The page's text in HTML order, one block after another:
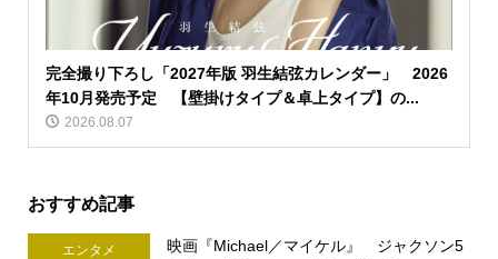
完全撮り下ろし「2027年版 羽生結弦カレンダー」 2026
年10月発売予定 【壁掛けタイプ＆卓上タイプ】の...
2026.08.07
おすすめ記事
エンタメ
映画『Michael／マイケル』 ジャクソン5